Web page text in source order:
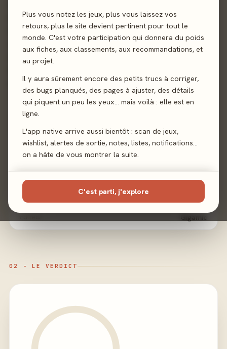
Plus vous notez les jeux, plus vous laissez vos
retours, plus le site devient pertinent pour tout le
monde. C'est votre participation qui donnera du poids
aux fiches, aux classements, aux recommandations, et
au projet.
Il y aura sûrement encore des petits trucs à corriger,
des bugs planqués, des pages à ajuster, des détails
qui piquent un peu les yeux… mais voilà : elle est en
ligne.
L'app native arrive aussi bientôt : scan de jeux,
wishlist, alertes de sortie, notes, listes, notifications…
on a hâte de vous montrer la suite.
C'est parti, j'explore
le cœur de la Capitale. Trois tuiles Défi Architectural sont
révélées, accompagnées de leurs Autels Divins
correspondants. Les joueurs reçoivent également des
cubes Pierre et des tuiles Cité, à garder en main comme
rivière.
Pose de tuiles
Sortie 27 mars 2026
02 - LE VERDICT